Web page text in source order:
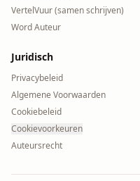
VertelVuur (samen schrijven)
Word Auteur
Juridisch
Privacybeleid
Algemene Voorwaarden
Cookiebeleid
Cookievoorkeuren
Auteursrecht